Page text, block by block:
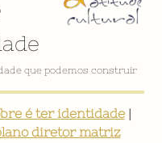
que podemos construir
é ter identidade|
diretor matriz